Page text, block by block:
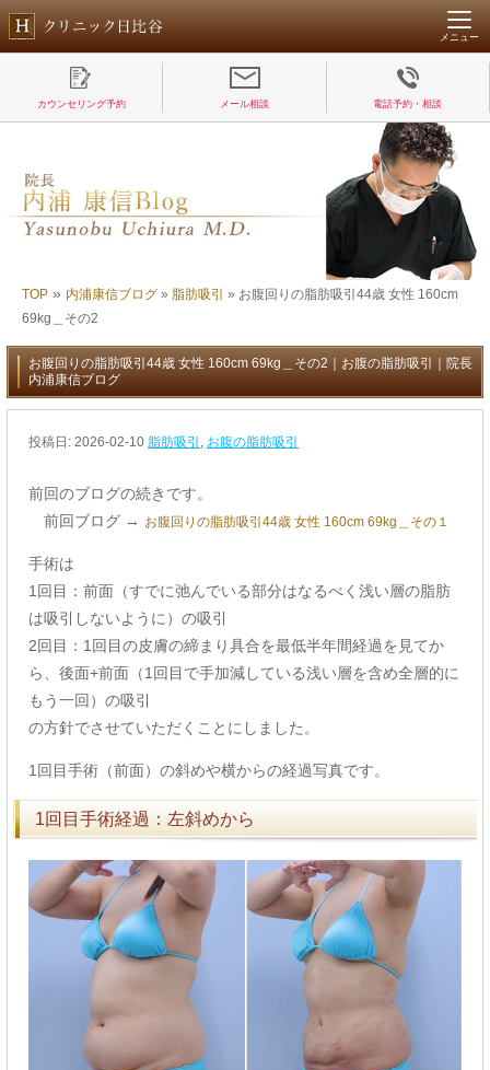
メニュー
カウンセリング予約 メール相談 電話予約・相談
TOP » 内浦康信ブログ » 脂肪吸引 » お腹回りの脂肪吸引44歳 女性 160cm
69kg＿その2
お腹回りの脂肪吸引44歳 女性 160cm 69kg＿その2｜お腹の脂肪吸引｜院長
内浦康信ブログ
投稿日: 2026-02-10 脂肪吸引 , お腹の脂肪吸引
前回のブログの続きです。
前回ブログ → お腹回りの脂肪吸引44歳 女性 160cm 69kg＿その１
手術は
1回目：前面（すでに弛んでいる部分はなるべく浅い層の脂肪
は吸引しないように）の吸引
2回目：1回目の皮膚の締まり具合を最低半年間経過を見てか
ら、後面+前面（1回目で手加減している浅い層を含め全層的に
もう一回）の吸引
の方針でさせていただくことにしました。
1回目手術（前面）の斜めや横からの経過写真です。
1回目手術経過：左斜めから